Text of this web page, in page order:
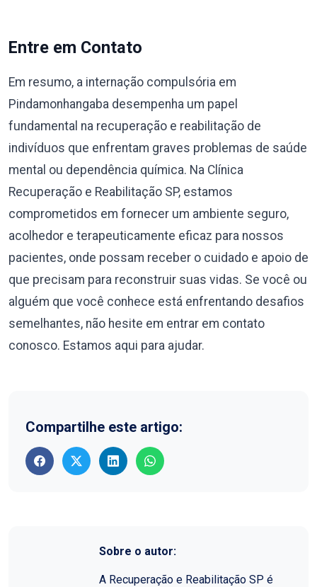
Entre em Contato
Em resumo, a internação compulsória em
Pindamonhangaba desempenha um papel
fundamental na recuperação e reabilitação de
indivíduos que enfrentam graves problemas de saúde
mental ou dependência química. Na Clínica
Recuperação e Reabilitação SP, estamos
comprometidos em fornecer um ambiente seguro,
acolhedor e terapeuticamente eficaz para nossos
pacientes, onde possam receber o cuidado e apoio de
que precisam para reconstruir suas vidas. Se você ou
alguém que você conhece está enfrentando desafios
semelhantes, não hesite em entrar em contato
conosco. Estamos aqui para ajudar.
Compartilhe este artigo:
Sobre o autor:
A Recuperação e Reabilitação SP é